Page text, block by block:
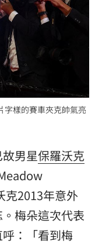
字樣的賽車夾克帥氣亮
男星保羅沃克
克2013年意外
梅朵這次代表
：「看到梅